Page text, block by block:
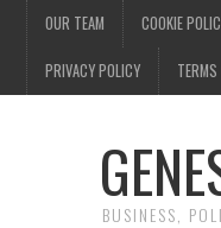
OUR TEAM COOKIE
PRIVACY POLICY
BUSINESS,